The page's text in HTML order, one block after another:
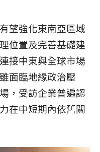
望強化東南亞區域
位置及完善基礎建
接中東與全球市場
面臨地緣政治壓
，受訪企業普遍認
在中短期內依舊關